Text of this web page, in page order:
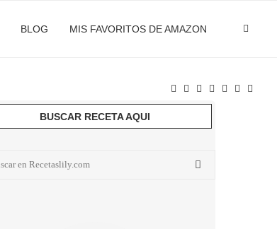
BLOG MIS FAVORITOS DE AMAZON
BUSCAR RECETA AQUI